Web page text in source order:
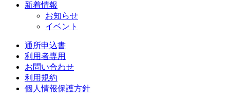
新着情報
お知らせ
イベント
通所申込書
利用者専用
お問い合わせ
利用規約
個人情報保護方針